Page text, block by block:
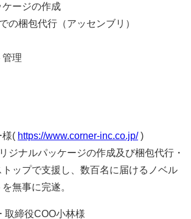
ケージの作成
の梱包代行（アッセンブリ）
管理
様( https://www.corner-inc.co.jp/)
ジナルパッケージの作成及び梱包代行・
ップで支援し、数百名に届けるノベル
無事に完遂。
取締役COO小林様